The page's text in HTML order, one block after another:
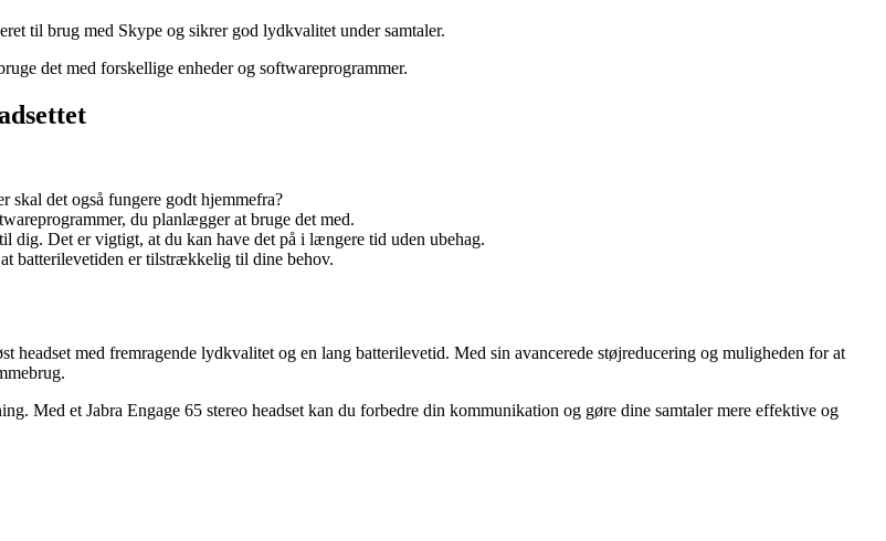
til brug med Skype og sikrer god lydkvalitet under samtaler.
det med forskellige enheder og softwareprogrammer.
det også fungere godt hjemmefra?
du planlægger at bruge det med.
dig. Det er vigtigt, at du kan have det på i længere tid uden ubehag.
batterilevetiden er tilstrækkelig til dine behov.
headset med fremragende lydkvalitet og en lang batterilevetid. Med sin avancerede støjreducering og muligheden for at
Med et Jabra Engage 65 stereo headset kan du forbedre din kommunikation og gøre dine samtaler mere effektive og